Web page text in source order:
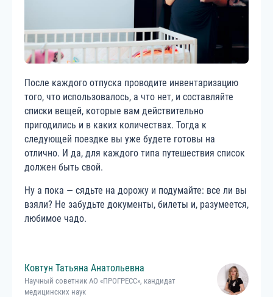
После каждого отпуска проводите инвентаризацию
того, что использовалось, а что нет, и составляйте
списки вещей, которые вам действительно
пригодились и в каких количествах. Тогда к
следующей поездке вы уже будете готовы на
отлично. И да, для каждого типа путешествия список
должен быть свой.
Ну а пока — сядьте на дорожу и подумайте: все ли вы
взяли? Не забудьте документы, билеты и, разумеется,
любимое чадо.
Ковтун Татьяна Анатольевна
Научный советник АО «ПРОГРЕСС», кандидат
медицинских наук